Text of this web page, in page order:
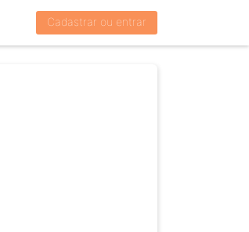
Cadastrar ou entrar